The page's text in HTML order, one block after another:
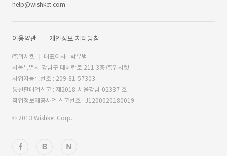
help@wishket.com
이용약관 개인정보 처리방침
㈜위시켓
대표이사 : 박우범
서울특별시 강남구 테헤란로 211 3층 ㈜위시켓
사업자등록번호 : 209-81-57303
통신판매업신고 : 제2018-서울강남-02337 호
직업정보제공사업 신고번호 : J1200020180019
© 2013 Wishket Corp.